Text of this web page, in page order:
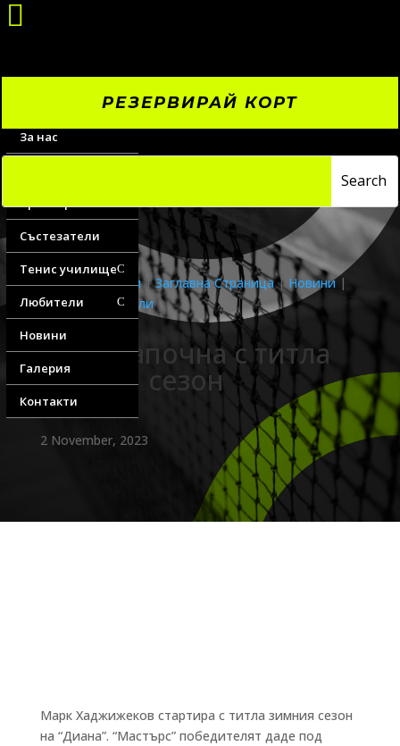

За нас
Треньори
Състезатели
Тенис училищеC
Любители C
Новини
Галерия
Контакти
РЕЗЕРВИРАЙ КОРТ
Водещи новини|Заглавна Страница| Новини|
Новини любители
Марк започна с титла
зимния сезон
2 November, 2023
Марк Хаджижеков стартира с титла зимния сезон
на “Диана”. “Мастърс” победителят даде под